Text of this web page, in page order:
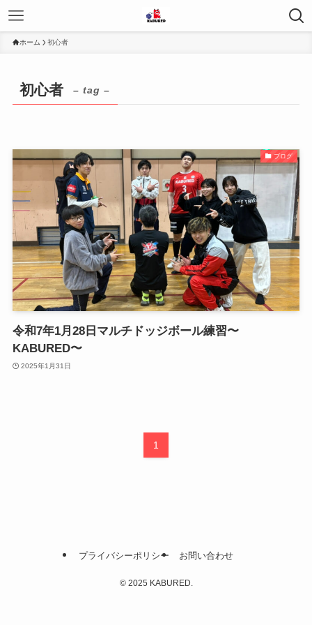
ホーム 初心者
初心者 – tag –
ブログ
令和7年1月28日マルチドッジボール練習〜
KABURED〜
2025年1月31日
1
プライバシーポリシー お問い合わせ
©2025 KABURED.